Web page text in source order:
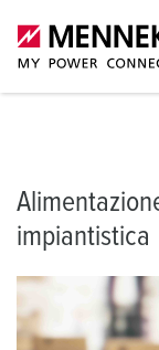
Alimentazione di
impiantistica